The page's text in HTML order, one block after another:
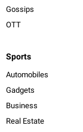
Gossips
OTT
Sports
Automobiles
Gadgets
Business
Real Estate